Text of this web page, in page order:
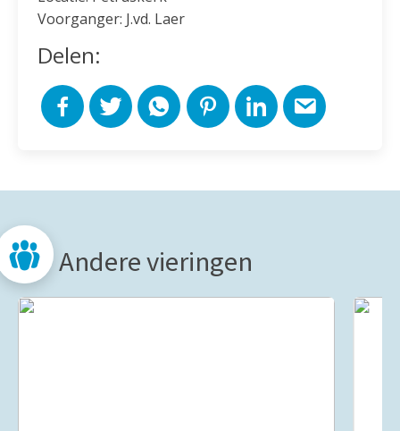
Voorganger: J.vd. Laer
Delen:
Andere vieringen